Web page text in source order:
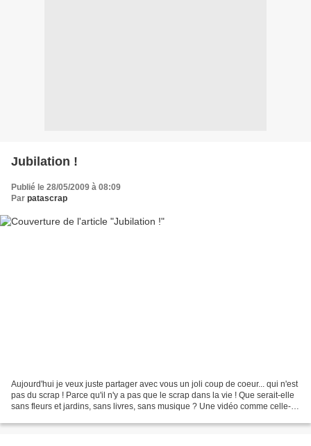
Jubilation !
Publié le 28/05/2009 à 08:09
Par patascrap
Aujourd'hui je veux juste partager avec vous un joli coup de coeur... qui n'est
pas du scrap ! Parce qu'il n'y a pas que le scrap dans la vie ! Que serait-elle
sans fleurs et jardins, sans livres, sans musique ? Une vidéo comme celle-ci